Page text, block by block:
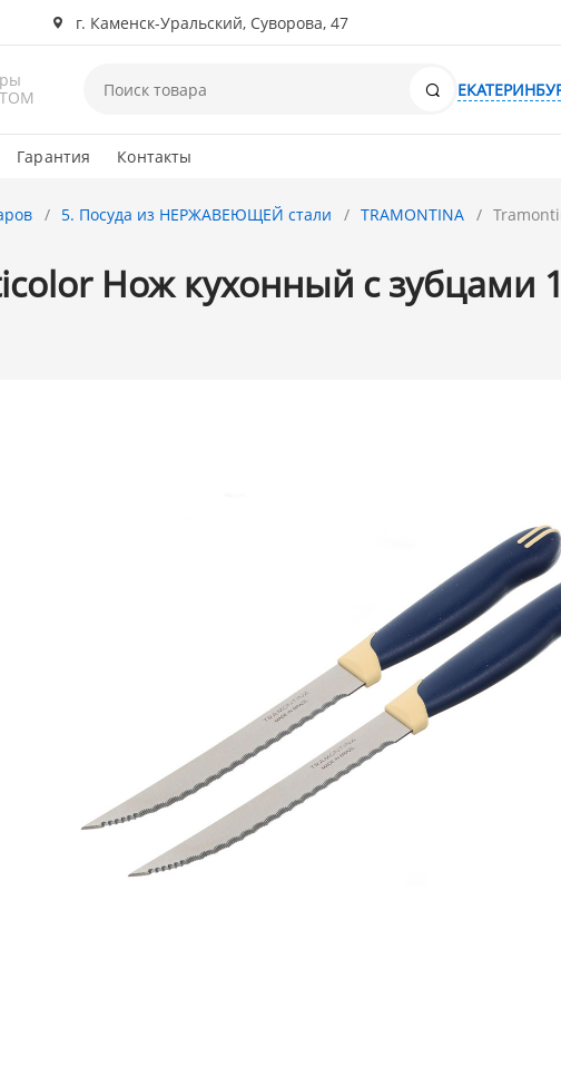
г. Каменск-Уральский, Суворова, 47
Поиск
Гарантия Контакты
5. Посуда из НЕРЖАВЕЮЩЕЙ стали TRAMONTINA
Нож кухонный с зубцами